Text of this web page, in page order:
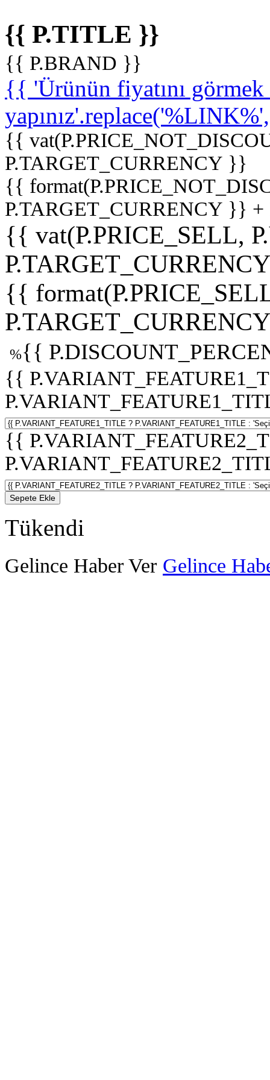
{{ P.TITLE }}
{{ P.BRAND }}
{{ 'Ürünün fiyatını
{{
P.TARGET_CURRENCY }}
{{
P.TARGET_CURRENCY }}
{{ vat(P.PRICE_SELL,
{{
%{{
{{
{{
Sepete Ekle
Tükendi
Gelince Haber Ver Gelince